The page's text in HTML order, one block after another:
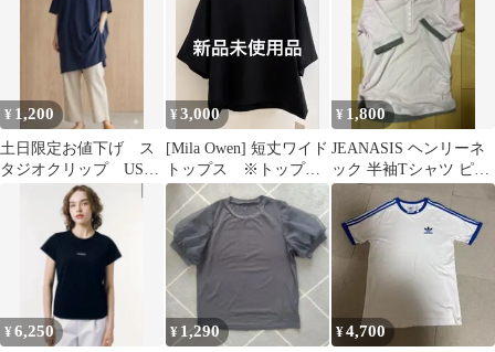
¥ 1,200
土日限定お値下げ ス
タジオクリップ USA
Tシャツ トップス ス
リット入り
¥3,000
[Mila Owen] 短丈ワイド
トップス ※トップス
のみ
¥ 1,800
JEANASIS ヘンリーネ
ック 半袖Tシャツ ピン
ク
¥6,250 ¥ 1,290 ¥4,700